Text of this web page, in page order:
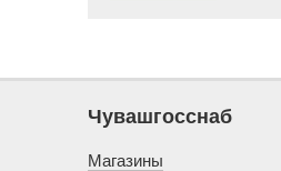
Чувашгосснаб
Магазины